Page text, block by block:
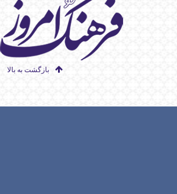
بازگشت به بالا